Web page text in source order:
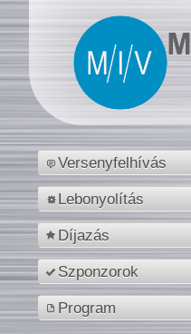
Versenyfelhívás
Lebonyolítás
Díjazás
Szponzorok
Program